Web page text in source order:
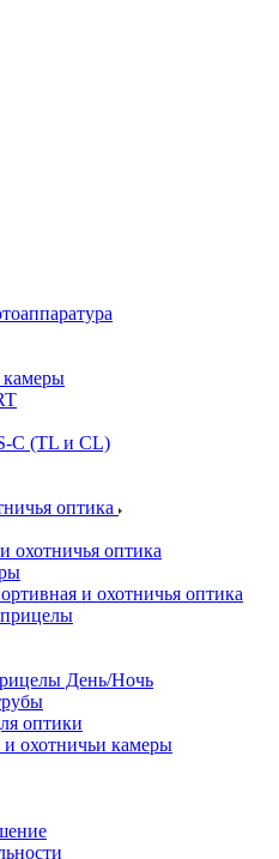
C (TL и CL)
оптика
охотничья оптика
и охотничья оптика
День/Ночь
оптики
охотничьи камеры